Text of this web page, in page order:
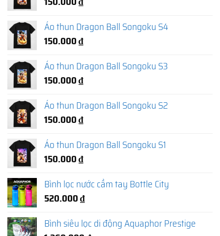
Áo thun Dragon Ball Songoku S4
150.000₫
Áo thun Dragon Ball Songoku S3
150.000₫
Áo thun Dragon Ball Songoku S2
150.000₫
Áo thun Dragon Ball Songoku S1
150.000₫
Bình lọc nước cầm tay Bottle City
520.000₫
Bình siêu lọc di động Aquaphor Prestige